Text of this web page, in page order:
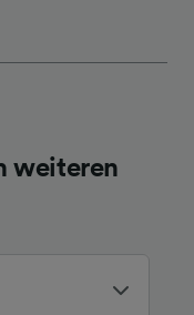
weiteren
Ihre
Daten, um
Zugriff auf